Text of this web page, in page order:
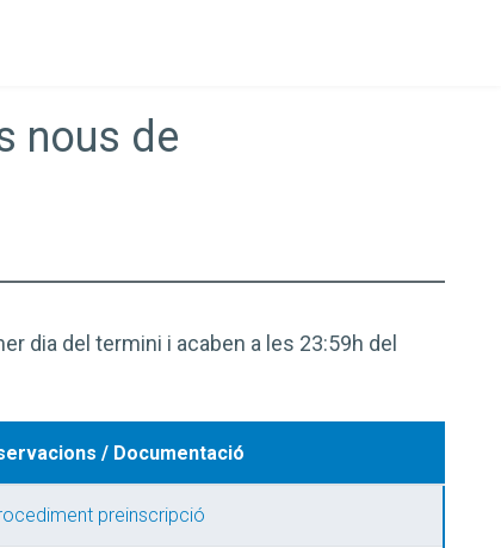
nous de
dia del termini i acaben a les 23:59h del
/ Documentació
preinscripció